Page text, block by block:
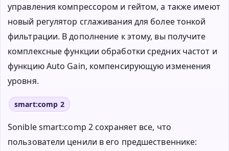
управления компрессором и гейтом, а также имеют
новый регулятор сглаживания для более тонкой
фильтрации. В дополнение к этому, вы получите
комплексные функции обработки средних частот и
функцию Auto Gain, компенсирующую изменения
уровня.
smart:comp 2
Sonible smart:comp 2 сохраняет все, что
пользователи ценили в его предшественнике: